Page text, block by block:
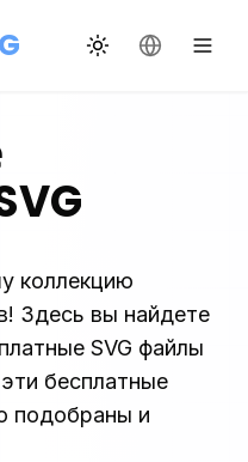
Переключить
Сменить
коллекцию
Здесь вы найдете
SVG файлы
бесплатные
подобраны и